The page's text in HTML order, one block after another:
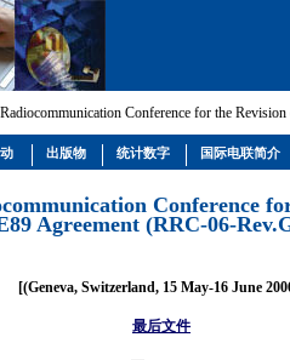
Conference for the
Conference
Agreement (RRC-06-
[(Geneva, Switzerland, 15 May-16 June
最后文件
出版物 统计数字 国际电联简介